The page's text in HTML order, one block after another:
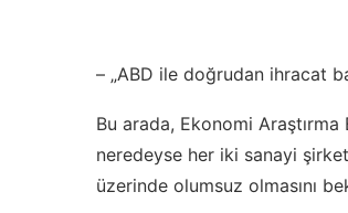
– „ABD ile doğrudan ihracat
Bu arada, Ekonomi
neredeyse her iki sanayi
üzerinde olumsuz olmasını